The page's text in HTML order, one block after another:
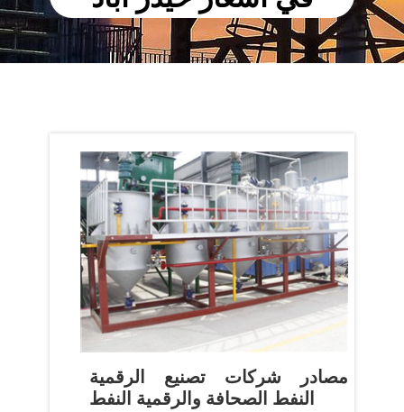
مصادر شركات تصنيع الرقمية
النفط الصحافة والرقمية النفط